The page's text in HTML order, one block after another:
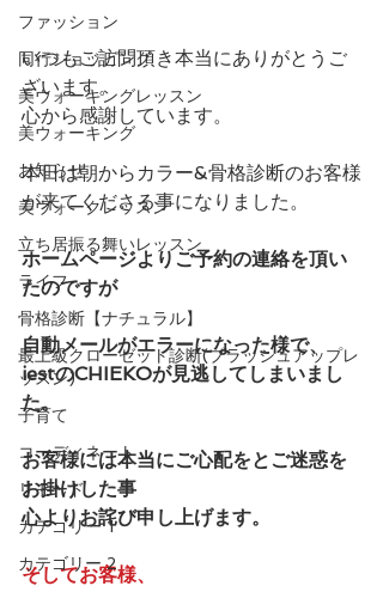
ファッション
同行ショッピング
美ウォーキングレッスン
美ウォーキング
お知らせ
美ウォークレッスン
立ち居振る舞いレッスン
ライフ
骨格診断【ナチュラル】
最上級クローゼット診断(ブラッシュアップレ
ッスン)
子育て
コーディネート
リモード
カテゴリー 1
カテゴリー 2
いつもご訪問頂き本当にありがとうご
ざいます。
心から感謝しています。
本日は朝からカラー&骨格診断のお客様
が来てくださる事になりました。
ホームページよりご予約の連絡を頂い
たのですが
自動メールがエラーになった様で、
iestのCHIEKOが見逃してしまいまし
た。
お客様には本当にご心配をとご迷惑を
お掛けした事
心よりお詫び申し上げます。
そしてお客様、